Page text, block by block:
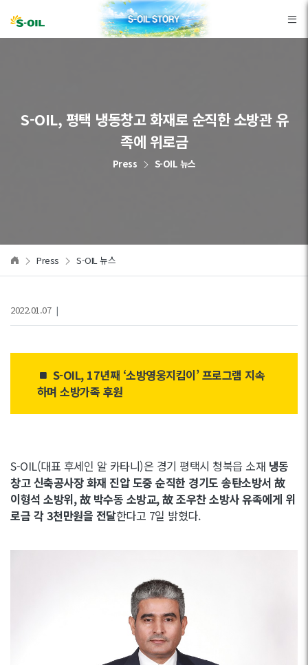
S-OIL, 평택 냉동창고 화재로 순직한 소방관 유
족에 위로금
Press S-OIL 뉴스
Press S-OIL 뉴스
2022.01.07 |
S-OIL, 17년째 ‘소방영웅지킴이’ 프로그램 지속
하며 소방가족 후원
S-OIL(대표 후세인 알 카타니)은 경기 평택시 청북읍 소재 냉동
창고 신축공사장 화재 진압 도중 순직한 경기도 송탄소방서 故
이형석 소방위, 故 박수동 소방교, 故 조우찬 소방사 유족에게 위
로금 각 3천만원을 전달한다고 7일 밝혔다.